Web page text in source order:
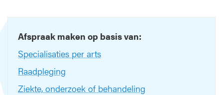
Afspraak maken op basis van:
Specialisaties per arts
Raadpleging
Ziekte, onderzoek of behandeling